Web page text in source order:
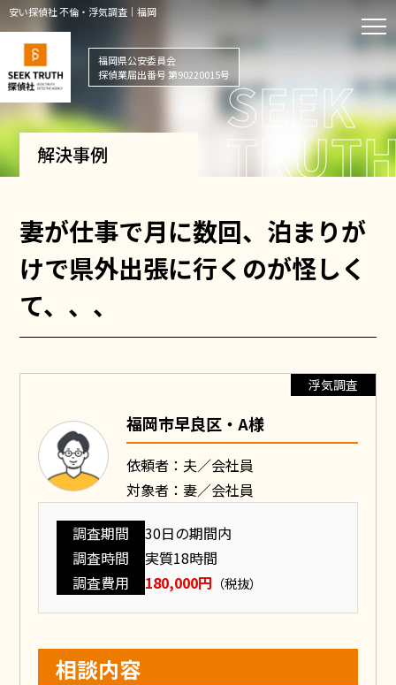
安い探偵社 不倫・浮気調査｜福岡
福岡県公安委員会
探偵業届出番号 第90220015号
解決事例
妻が仕事で月に数回、泊まりが
けで県外出張に行くのが怪しく
て、、、
浮気調査
福岡市早良区・A様
依頼者：夫／会社員
対象者：妻／会社員
調査期間
30日の期間内
調査時間
実質18時間
調査費用
180,000円 （税抜）
相談内容